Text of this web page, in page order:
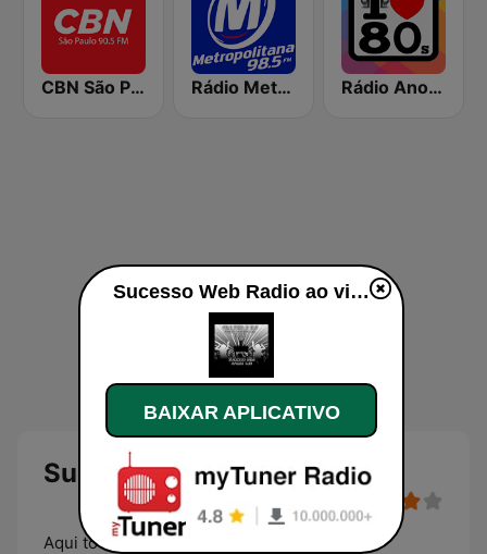
CBN São Paulo Rádio Metropolitana 98.5 FM Rádio Anos 80
Sucesso Web Radio
Aqui toca o que voce gosta de ouvir
Sucesso Web Radio ao vivo
BAIXAR APLICATIVO